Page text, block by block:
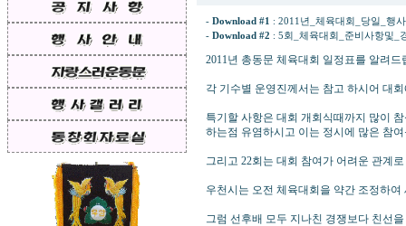
- Download #1 : 2011년_체육대회_당일_행
- Download #2 : 5회_체육대회_준비사항및_
2011년 총동문 체육대회 일정표를 알려드
각 기수별 운영진께서는 참고 하시어 대
특기할 사항은 대회 개회식때까지 많이
하는점 유염하시고 이는 정시에 많은 참
그리고 22회는 대회 참여가 어려운 관계
우천시는 오전 체육대회을 약간 조정하
그럼 선후배 모두 지나친 경쟁보다 친선